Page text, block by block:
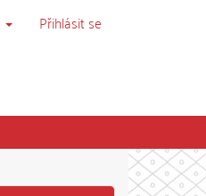
Přihlásit se